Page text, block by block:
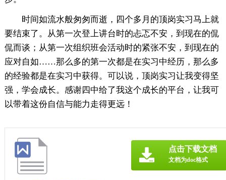
时间如流水般匆匆而逝，四个多月的顶岗实习马上就
要结束了。从第一次登上讲台时的忐忑不安，到现在的侃
侃而谈；从第一次组织班会活动时的紧张不安，到现在的
应对自如……那么多的第一次都是在实习中经历，那么多
的经验都是在实习中获得。可以说，顶岗实习让我变得坚
强，学会成长。感谢四中给了我这个成长的平台，让我可
以带着这份自信与能力走得更远！
点击下载文档
文档为doc格式